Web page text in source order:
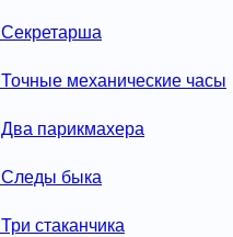
Секретарша
Точные механические часы
Два парикмахера
Следы быка
Три стаканчика